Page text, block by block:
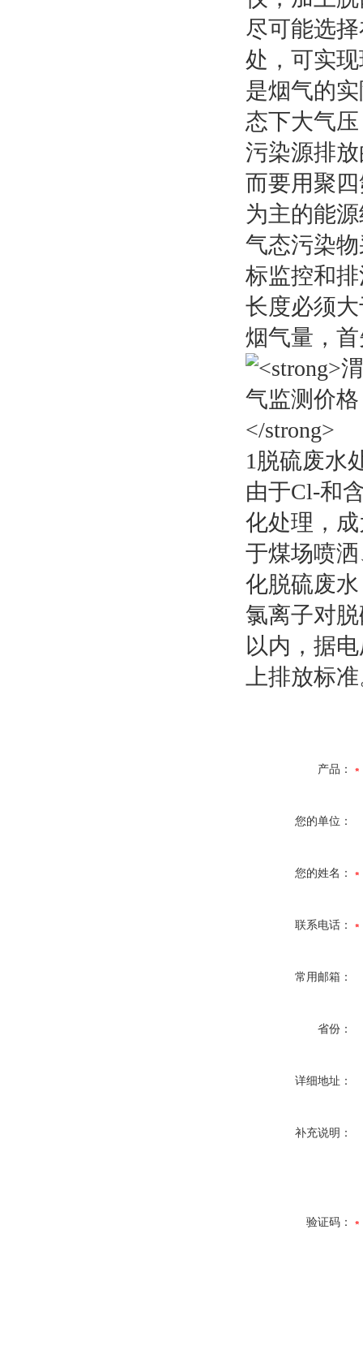
尽可能选
处，可实
是烟气的
态下大气
污染源排
而要用聚
为主的能
气态污染
标监控和
长度必须
烟气量，
1脱硫废水
由于Cl-和
化处理，
于煤场喷
化脱硫废
氯离子对
以内，据
上排放标
产品：
您的单位：
您的姓名：
联系电话：
常用邮箱：
省份：
详细地址：
补充说明：
验证码：